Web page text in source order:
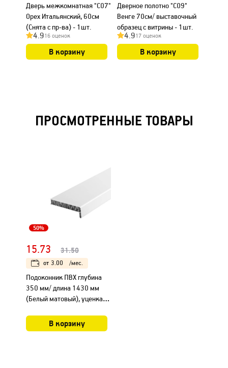
Дверь межкомнатная "С07"
Орех Итальянский, 60см
(Снята с пр-ва) - 1шт.
4.916 оценок
В корзину
Дверное полотно "С09"
Венге 70см/ выставочный
образец с витрины - 1шт.
4.917 оценок
В корзину
ПРОСМОТРЕННЫЕ ТОВАРЫ
50%
15.73 31.50
от 3.00 /мес.
Подоконник ПВХ глубина
350 мм/ длина 1430 мм
(Белый матовый), уценка
В корзину